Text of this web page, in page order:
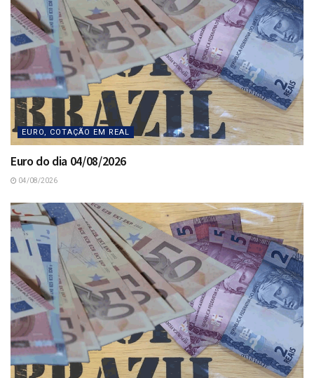
EURO, COTAÇÃO EM REAL
Euro do dia 04/08/2026
04/08/2026